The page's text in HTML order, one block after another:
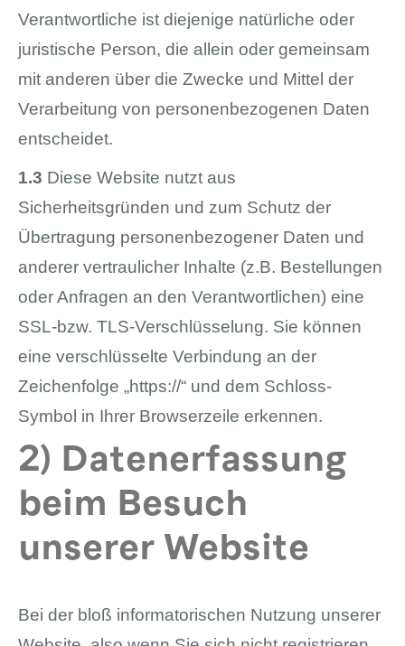
Verantwortliche ist diejenige natürliche oder
juristische Person, die allein oder gemeinsam
mit anderen über die Zwecke und Mittel der
Verarbeitung von personenbezogenen Daten
entscheidet.
1.3 Diese Website nutzt aus
Sicherheitsgründen und zum Schutz der
Übertragung personenbezogener Daten und
anderer vertraulicher Inhalte (z.B. Bestellungen
oder Anfragen an den Verantwortlichen) eine
SSL-bzw. TLS-Verschlüsselung. Sie können
eine verschlüsselte Verbindung an der
Zeichenfolge „https://“ und dem Schloss-
Symbol in Ihrer Browserzeile erkennen.
2) Datenerfassung
beim Besuch
unserer Website
Bei der bloß informatorischen Nutzung unserer